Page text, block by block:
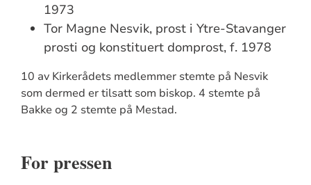
1973
Tor Magne Nesvik, prost i Ytre-Stavanger
prosti og konstituert domprost, f. 1978
10 av Kirkerådets medlemmer stemte på Nesvik
som dermed er tilsatt som biskop. 4 stemte på
Bakke og 2 stemte på Mestad.
For pressen